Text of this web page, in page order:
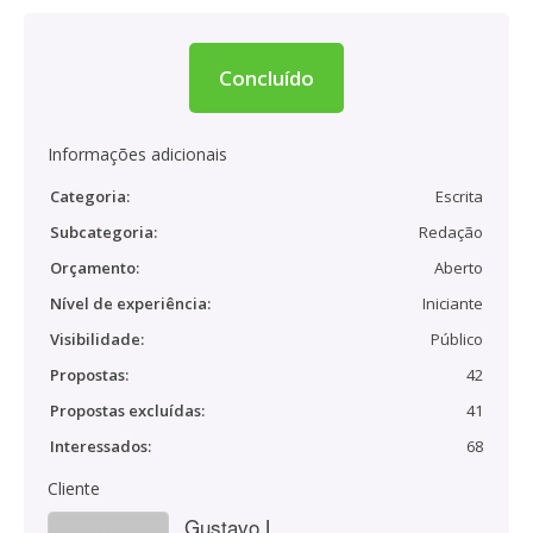
Concluído
Informações adicionais
Categoria:
Escrita
Subcategoria:
Redação
Orçamento:
Aberto
Nível de experiência:
Iniciante
Visibilidade:
Público
Propostas:
42
Propostas excluídas:
41
Interessados:
68
Cliente
Gustavo L.